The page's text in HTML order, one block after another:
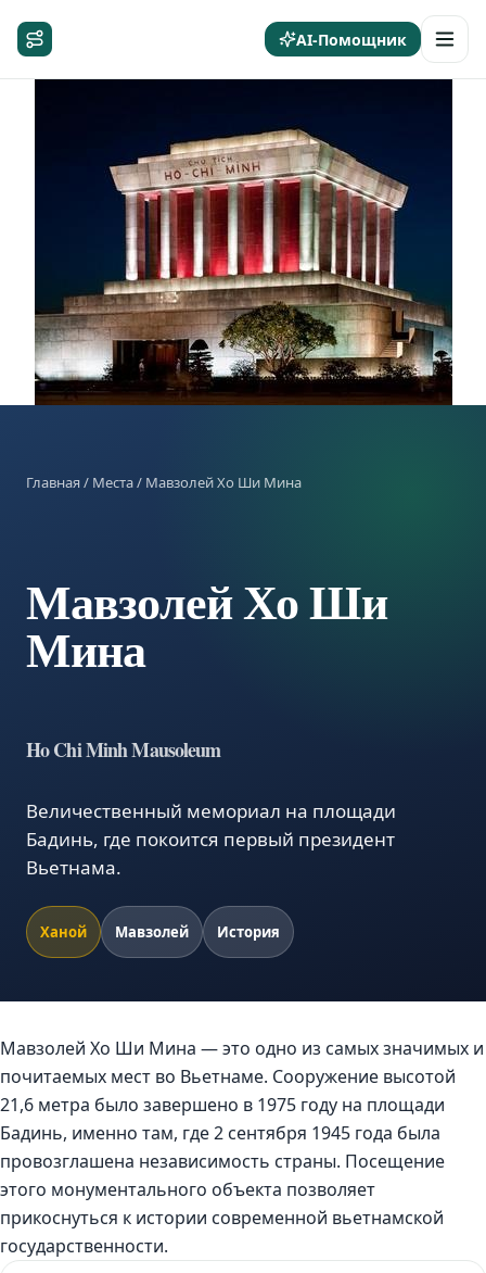
AI-Помощник
Главная/ Места/ Мавзолей Хо Ши Мина
Мавзолей Хо Ши
Мина
Ho Chi Minh Mausoleum
Величественный мемориал на площади
Бадинь, где покоится первый президент
Вьетнама.
Ханой Мавзолей История
Мавзолей Хо Ши Мина — это одно из самых значимых и
почитаемых мест во Вьетнаме. Сооружение высотой
21,6 метра было завершено в 1975 году на площади
Бадинь, именно там, где 2 сентября 1945 года была
провозглашена независимость страны. Посещение
этого монументального объекта позволяет
прикоснуться к истории современной вьетнамской
государственности.